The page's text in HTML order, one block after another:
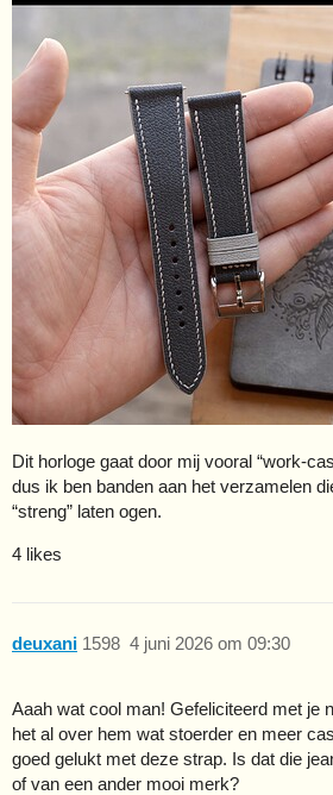
Dit horloge gaat door mij vooral “work-
dus ik ben banden aan het verzamelen
“streng” laten ogen.
4 likes
deuxani 4 juni 2026 om 09:30
1598
Aaah wat cool man! Gefeliciteerd met je
het al over hem wat stoerder en meer
goed gelukt met deze strap. Is dat die
of van een ander mooi merk?